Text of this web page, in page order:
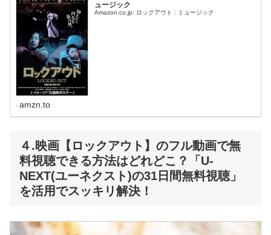
ュージック
Amazon.co.jp: ロックアウト : ミュージック
amzn.to
４.映画【ロックアウト】のフル動画で無
料視聴できる方法はどれどこ？「U-
NEXT(ユーネクスト)の31日間無料視聴」
を活用でスッキリ解決！